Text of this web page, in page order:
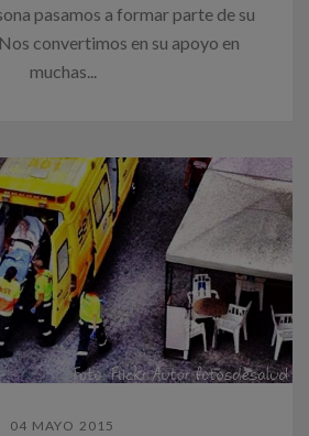
pasamos a formar parte de su
convertimos en su apoyo en
muchas...
04 MAYO 2015